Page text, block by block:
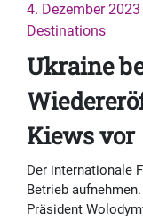
4. Dezember 2023
Destinations
Ukraine
Kiews vor
Der internationale
Betrieb
Präsident